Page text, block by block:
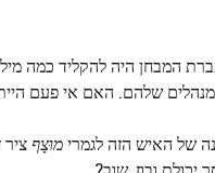
המבחן היה להקליד כמה
שלהם. האם אי פעם
של האיש הזה לגמרימוּצָף